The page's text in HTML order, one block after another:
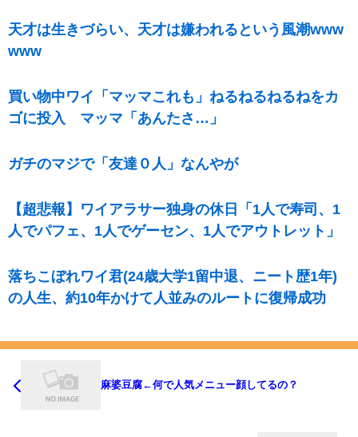
天才は生きづらい、天才は嫌われるという風潮www
www
買い物中ワイ「マッマこれも」ねるねるねるねをカ
ゴに投入 マッマ「あんたさ…」
ガチのマジで「友達０人」なんやが
【超悲報】ワイアラサー独身の休日「1人で寿司、1
人でパフェ、1人でゲーセン、1人でアウトレット」
落ちこぼれワイ君(24歳大学1留中退、ニート歴1年)
の人生、約10年かけて人並みのルートに復帰成功
麻婆豆腐←何で人気メニュー顔してるの？